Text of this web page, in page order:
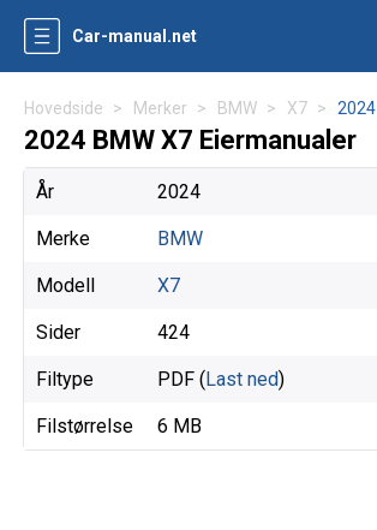
Car-manual.net
Hovedside Merker BMW X7 2024
2024 BMW X7 Eiermanualer
År 2024
Merke BMW
Modell X7
Sider 424
Filtype PDF (Last ned)
Filstørrelse 6 MB